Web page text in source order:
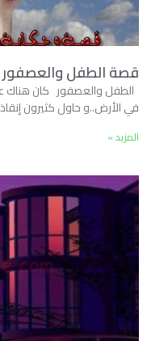
قصة الطفل والعصفور
الطفل والعصفور كان
في الأرض..و حاول كثيرون
المزيد »